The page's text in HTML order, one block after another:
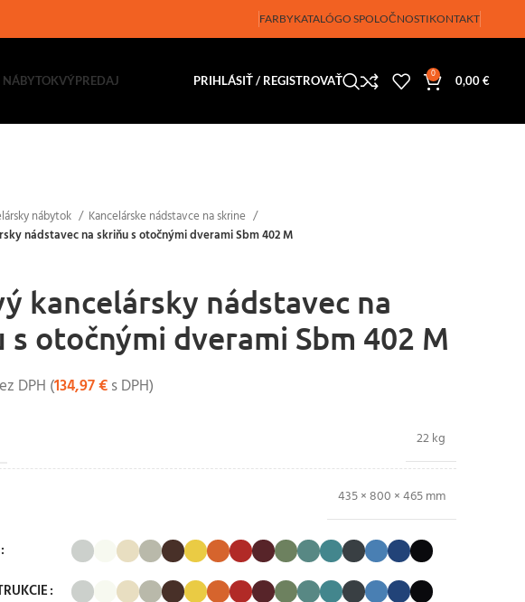
FARBYKATALÓGO SPOLOČNOSTIKONTAKT
VÝPREDAJ PRIHLÁSIŤ / REGISTROVAŤ 0 0,00€
nábytok
Kancelárske nádstavce na skrine
nádstavec na skriňu s otočnými dverami Sbm 402 M
kancelársky nádstavec na
s otočnými dverami Sbm 402 M
DPH (134,97€s DPH)
22 kg
435 × 800 × 465 mm